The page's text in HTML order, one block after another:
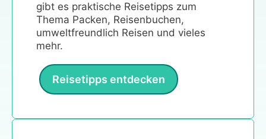
gibt es praktische Reisetipps zum
Thema Packen, Reisenbuchen,
umweltfreundlich Reisen und vieles
mehr.
Reisetipps entdecken